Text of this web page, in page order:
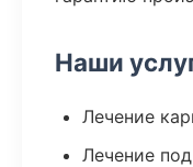
Наши
Лечение
Лечение